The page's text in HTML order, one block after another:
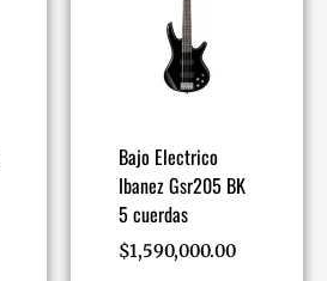
Bajo Electrico
Ibanez Gsr205 BK
5 cuerdas
$1,590,000.00